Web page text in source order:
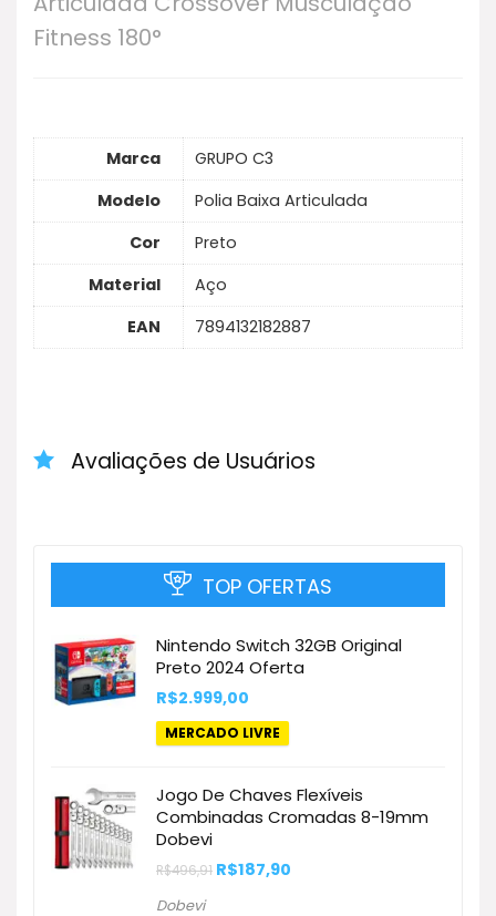
Fitness 180°
Marca
GRUPO C3
Modelo
Polia Baixa Articulada
Cor
Preto
Material
Aço
EAN
7894132182887
Avaliações de Usuários
TOP OFERTAS
Nintendo Switch 32GB Original
Preto 2024 Oferta
R$2.999,00
MERCADO LIVRE
Jogo De Chaves Flexíveis
Combinadas Cromadas 8-19mm
Dobevi
R$496,91 O
R$187,90
Dobevi